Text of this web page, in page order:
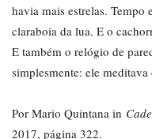
havia mais estrelas. Tempo
claraboia da lua. E o
E também o relógio de
simplesmente: ele meditava
Por Mario Quintana in
2017, página 322.